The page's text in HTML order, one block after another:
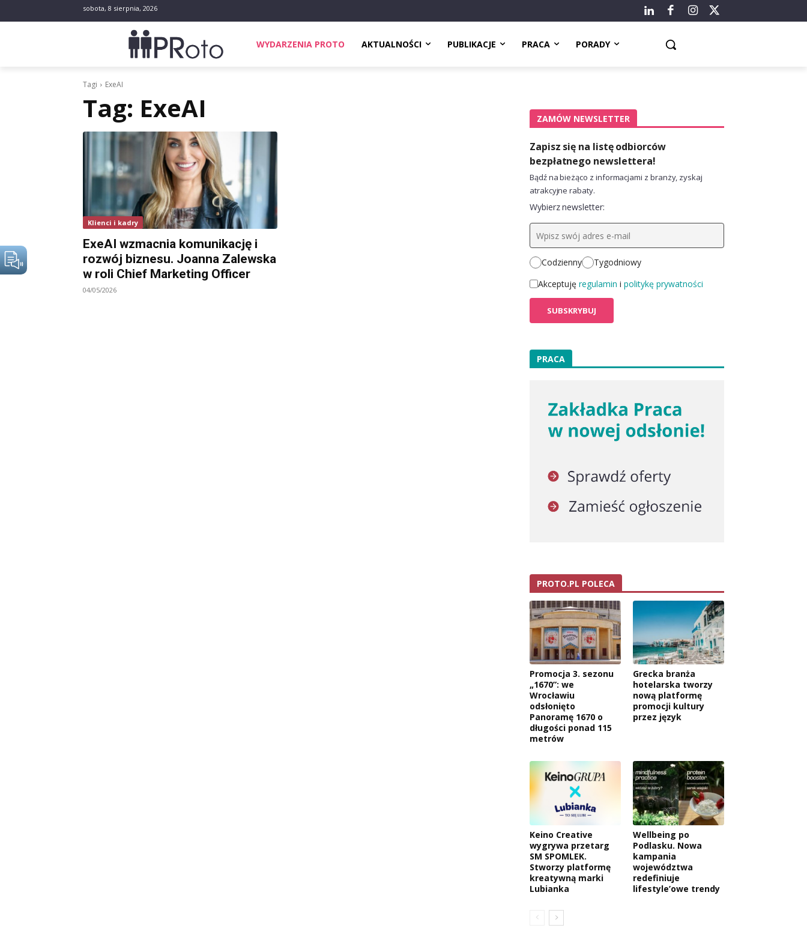
sobota, 8 sierpnia, 2026
WYDARZENIA PROTO AKTUALNOŚCI PUBLIKACJE PRACA PORADY
Tagi ExeAI
Tag: ExeAI
Klienci i kadry
ExeAI wzmacnia komunikację i
rozwój biznesu. Joanna Zalewska
w roli Chief Marketing Officer
04/05/2026
ZAMÓW NEWSLETTER
Zapisz się na listę odbiorców
bezpłatnego newslettera!
Bądź na bieżąco z informacjami z branży, zyskaj
atrakcyjne rabaty.
Wybierz newsletter:
Codzienny
Tygodniowy
Akceptuję regulamin i politykę prywatności
PRACA
PROTO.PL POLECA
Promocja 3. sezonu
„1670”: we
Wrocławiu
odsłonięto
Panoramę 1670 o
długości ponad 115
metrów
Grecka branża
hotelarska tworzy
nową platformę
promocji kultury
przez język
Keino Creative
wygrywa przetarg
SM SPOMLEK.
Stworzy platformę
kreatywną marki
Lubianka
Wellbeing po
Podlasku. Nowa
kampania
województwa
redefiniuje
lifestyle’owe trendy